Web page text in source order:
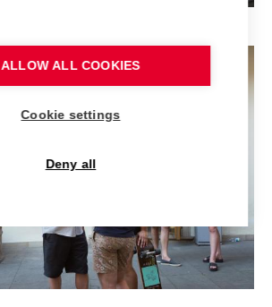
ALLOW ALL COOKIES
Cookie settings
Deny all